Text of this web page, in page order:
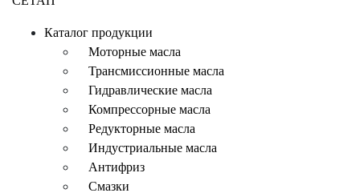
Каталог продукции
Моторные масла
Трансмиссионные масла
Гидравлические масла
Компрессорные масла
Редукторные масла
Индустриальные масла
Антифриз
Смазки